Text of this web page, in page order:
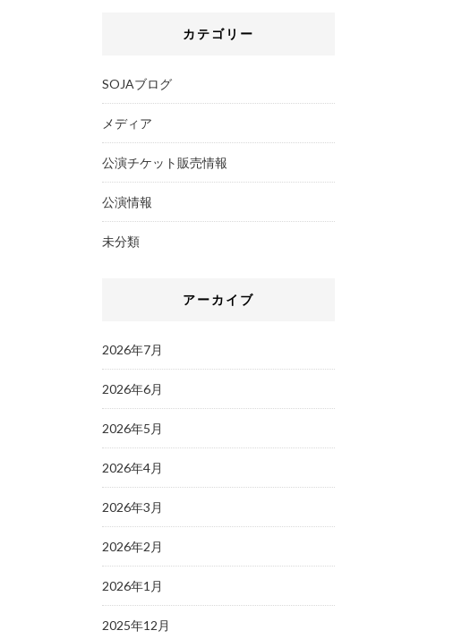
カテゴリー
SOJAブログ
メディア
公演チケット販売情報
公演情報
未分類
アーカイブ
2026年7月
2026年6月
2026年5月
2026年4月
2026年3月
2026年2月
2026年1月
2025年12月